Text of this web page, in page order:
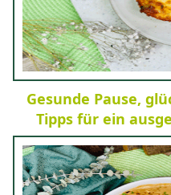
Gesunde Pause,
Tipps für ein